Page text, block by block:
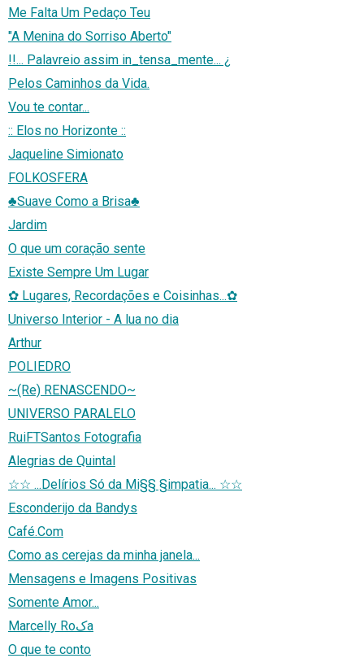
Me Falta Um Pedaço Teu
"A Menina do Sorriso Aberto"
!!... Palavreio assim in_tensa_mente... ¿
Pelos Caminhos da Vida.
Vou te contar...
:: Elos no Horizonte ::
Jaqueline Simionato
FOLKOSFERA
♣Suave Como a Brisa♣
Jardim
O que um coração sente
Existe Sempre Um Lugar
✿ Lugares, Recordações e Coisinhas...✿
Universo Interior - A lua no dia
Arthur
POLIEDRO
~(Re) RENASCENDO~
UNIVERSO PARALELO
RuiFTSantos Fotografia
Alegrias de Quintal
☆☆ ...Delírios Só da Mi§§ §impatia... ☆☆
Esconderijo da Bandys
Café.Com
Como as cerejas da minha janela...
Mensagens e Imagens Positivas
Somente Amor...
Marcelly Roکa
O que te conto